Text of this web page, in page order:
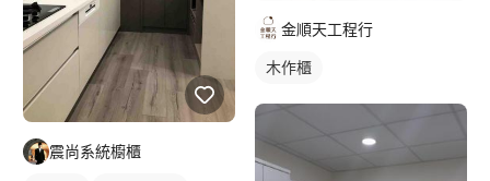
震尚系統櫥櫃
金順天工程行
木作櫃